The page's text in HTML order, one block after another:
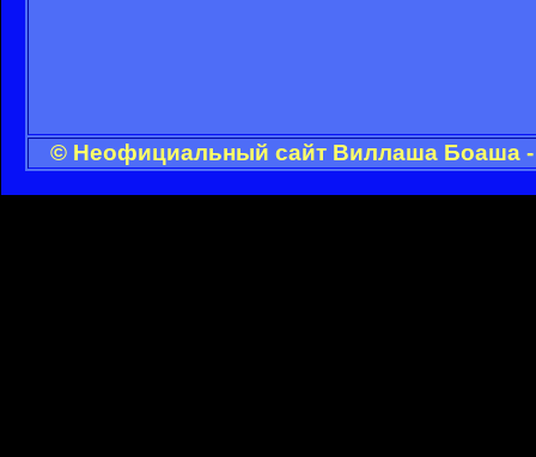
© Неофициальный сайт Виллаша Боаша -